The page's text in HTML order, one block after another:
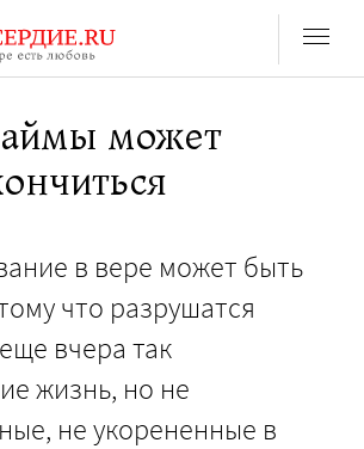
может
в вере может быть
что разрушатся
вчера так
жизнь, но не
не укорененные в